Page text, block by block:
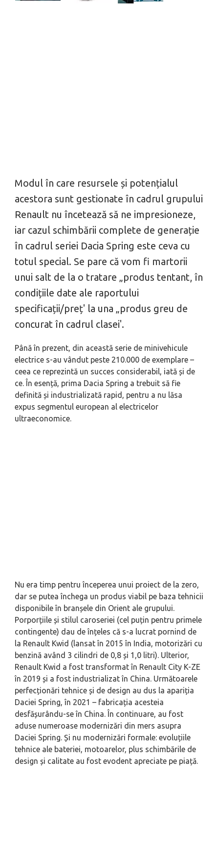
Modul în care resursele și potențialul
acestora sunt gestionate în cadrul grupului
Renault nu încetează să ne impresioneze,
iar cazul schimbării complete de generație
în cadrul seriei Dacia Spring este ceva cu
totul special. Se pare că vom fi martorii
unui salt de la o tratare „produs tentant, în
condițiile date ale raportului
specificații/preț' la una „produs greu de
concurat în cadrul clasei'.
Până în prezent, din această serie de minivehicule
electrice s-au vândut peste 210.000 de exemplare –
ceea ce reprezintă un succes considerabil, iată și de
ce. În esență, prima Dacia Spring a trebuit să fie
definită și industrializată rapid, pentru a nu lăsa
expus segmentul european al electricelor
ultraeconomice.
Nu era timp pentru începerea unui proiect de la zero,
dar se putea închega un produs viabil pe baza tehnicii
disponibile în branșele din Orient ale grupului.
Porporțiile și stilul caroseriei (cel puțin pentru primele
contingente) dau de înțeles că s-a lucrat pornind de
la Renault Kwid (lansat în 2015 în India, motorizări cu
benzină având 3 cilindri de 0,8 și 1,0 litri). Ulterior,
Renault Kwid a fost transformat în Renault City K-ZE
în 2019 și a fost industrializat în China. Următoarele
perfecționări tehnice și de design au dus la apariția
Daciei Spring, în 2021 – fabricația acesteia
desfășurându-se în China. În continuare, au fost
aduse numeroase modernizări din mers asupra
Daciei Spring. Și nu modernizări formale: evoluțiile
tehnice ale bateriei, motoarelor, plus schimbările de
design și calitate au fost evodent apreciate pe piață.